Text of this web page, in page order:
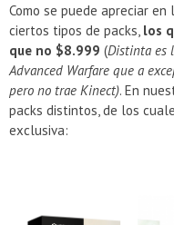
Como se puede apreciar
ciertos tipos de packs, los
que no $8.999 (Distinta es
Advanced Warfare que a
pero no trae Kinect). En
packs distintos, de los
exclusiva: